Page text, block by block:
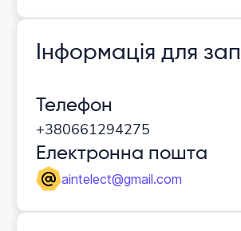
Інформація для
Телефон
+380661294275
Електронна пошта
aintelect@gmail.com